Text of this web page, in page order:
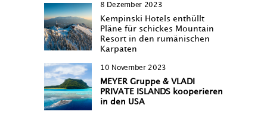
8 Dezember 2023
Kempinski Hotels enthüllt
Pläne für schickes Mountain
Resort in den rumänischen
Karpaten
10 November 2023
MEYER Gruppe & VLADI
PRIVATE ISLANDS kooperieren
in den USA